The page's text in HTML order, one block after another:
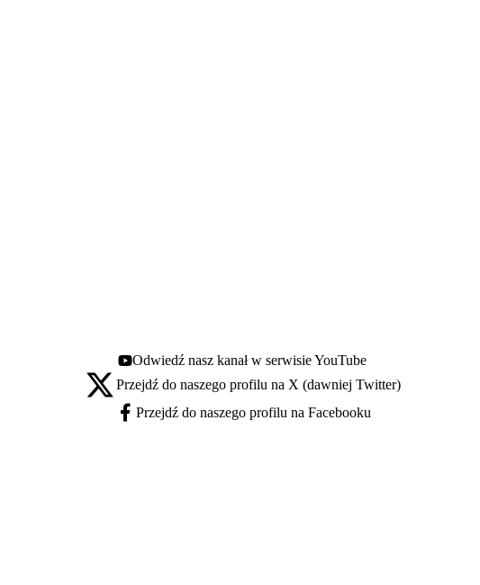
Youtube - otwiera się w nowej karcie
Odwiedź nasz kanał w serwisie YouTube
X - otwiera się w nowej karcie
Przejdź do naszego profilu na X (dawniej Twitter)
Facebook - otwiera się w nowej karcie
Przejdź do naszego profilu na Facebooku